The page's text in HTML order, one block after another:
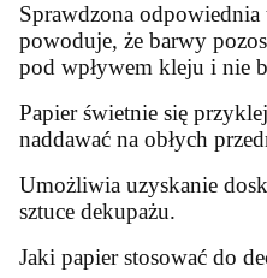
Sprawdzona odpowiednia
powoduje, że barwy
pod wpływem kleju i nie
Papier świetnie się
naddawać na obłych
Umożliwia uzyskanie
sztuce dekupażu.
Jaki papier stosować do